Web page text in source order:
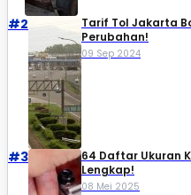
#2
Tarif Tol Jakarta
Perubahan!
09 Sep 2024
#3
64 Daftar Ukuran
Lengkap!
08 Mei 2025